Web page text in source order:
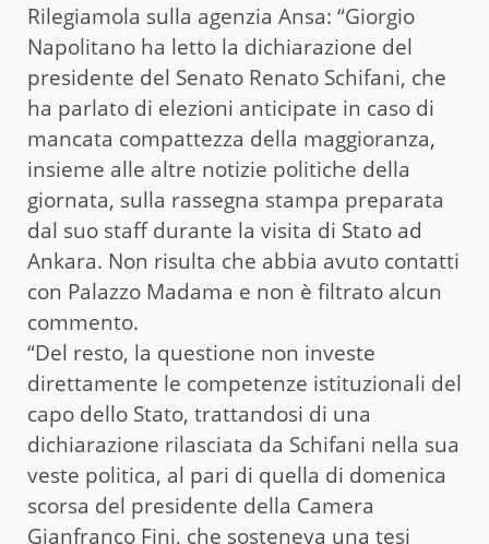
Rilegiamola sulla agenzia Ansa: “Giorgio
Napolitano ha letto la dichiarazione del
presidente del Senato Renato Schifani, che
ha parlato di elezioni anticipate in caso di
mancata compattezza della maggioranza,
insieme alle altre notizie politiche della
giornata, sulla rassegna stampa preparata
dal suo staff durante la visita di Stato ad
Ankara. Non risulta che abbia avuto contatti
con Palazzo Madama e non è filtrato alcun
commento.
“Del resto, la questione non investe
direttamente le competenze istituzionali del
capo dello Stato, trattandosi di una
dichiarazione rilasciata da Schifani nella sua
veste politica, al pari di quella di domenica
scorsa del presidente della Camera
Gianfranco Fini, che sosteneva una tesi